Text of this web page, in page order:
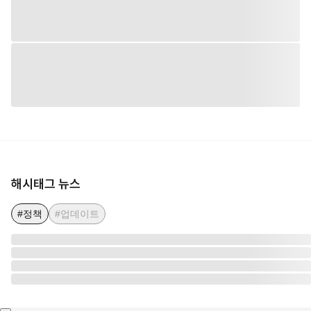
해시태그 뉴스
#정책 #업데이트